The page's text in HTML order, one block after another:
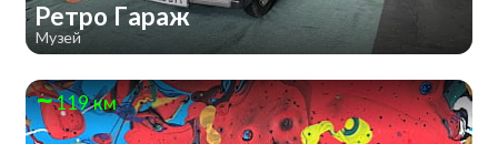
Ретро Гараж
Музей
119 км